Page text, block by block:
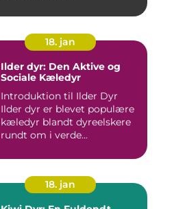
18. jan
Ilder dyr: Den Aktive og
Sociale Kæledyr
Introduktion til Ilder Dyr
Ilder dyr er blevet populære
kæledyr blandt dyreelskere
rundt om i verde...
18. jan